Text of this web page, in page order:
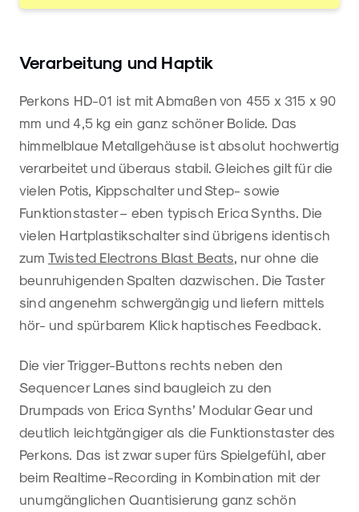
Verarbeitung und Haptik
Perkons HD-01 ist mit Abmaßen von 455 x 315 x 90
mm und 4,5 kg ein ganz schöner Bolide. Das
himmelblaue Metallgehäuse ist absolut hochwertig
verarbeitet und überaus stabil. Gleiches gilt für die
vielen Potis, Kippschalter und Step- sowie
Funktionstaster – eben typisch Erica Synths. Die
vielen Hartplastikschalter sind übrigens identisch
zum Twisted Electrons Blast Beats , nur ohne die
beunruhigenden Spalten dazwischen. Die Taster
sind angenehm schwergängig und liefern mittels
hör- und spürbarem Klick haptisches Feedback.
Die vier Trigger-Buttons rechts neben den
Sequencer Lanes sind baugleich zu den
Drumpads von Erica Synths’ Modular Gear und
deutlich leichtgängiger als die Funktionstaster des
Perkons. Das ist zwar super fürs Spielgefühl, aber
beim Realtime-Recording in Kombination mit der
unumgänglichen Quantisierung ganz schön